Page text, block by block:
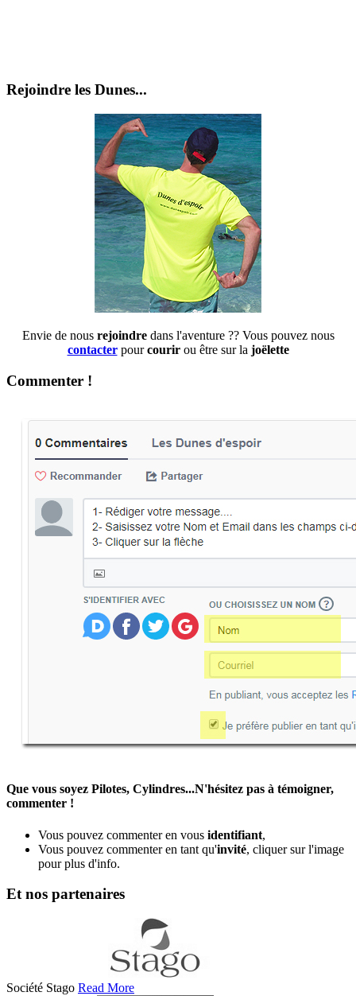
Rejoindre les Dunes...
Envie de nous rejoindre dans l'aventure ?? Vous pouvez nous
contacterpourcourir ou être sur la joëlette
Commenter !
Que vous soyez Pilotes, Cylindres...N'hésitez pas à témoigner,
commenter !
Vous pouvez commenter en vous identifiant,
Vous pouvez commenter en tant qu'invité, cliquer sur l'image
pour plus d'info.
Et nos partenaires
Société Stago Read More